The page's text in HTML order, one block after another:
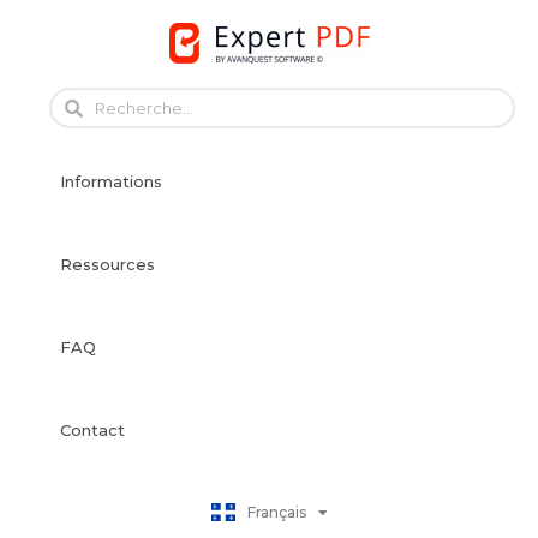
content
Informations
Ressources
FAQ
Contact
Français
日本語